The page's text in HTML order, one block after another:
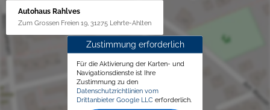
Autohaus Rahlves
Zum Grossen Freien 19, 31275 Lehrte-Ahlten
Zustimmung erforderlich
Für die Aktivierung der Karten- und
Navigationsdienste ist Ihre
Zustimmung zu den
Datenschutzrichtlinien vom
Drittanbieter Google LLC erforderlich.